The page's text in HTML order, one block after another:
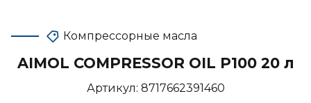
Компрессорные масла
AIMOL COMPRESSOR OIL P100 20 л
Артикул: 8717662391460